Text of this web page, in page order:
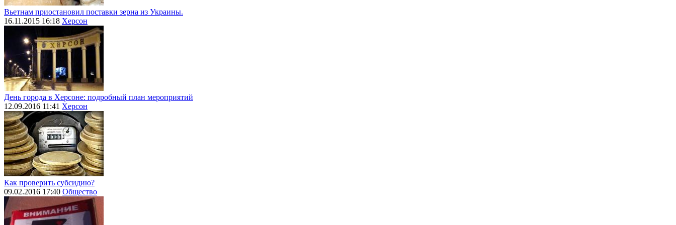
Вьетнам приостановил поставки зерна из Украины.
16.11.2015 16:18 Херсон
День города в Херсоне: подробный план мероприятий
12.09.2016 11:41 Херсон
Как проверить субсидию?
09.02.2016 17:40 Общество